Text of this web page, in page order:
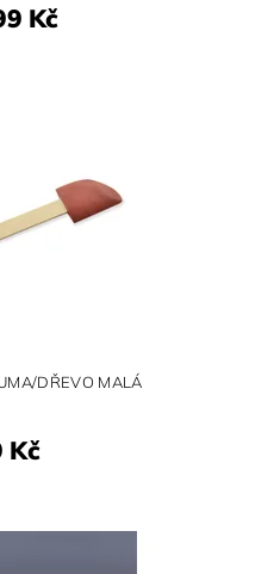
Kč
DŘEVO MALÁ
Kč